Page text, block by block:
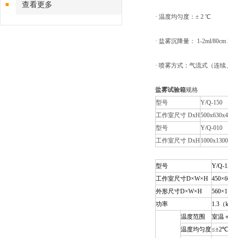
查看更多
· 温度均匀度：± 2 ℃
· 盐雾沉降量： 1-2ml/80cm
· 喷雾方式：气流式（连
盐雾试验箱规格
型号
Y/Q-150
工作室尺寸 DxH
型号
Y/Q-010
工作室尺寸 DxH
型号
Y/Q-
工作室尺寸D×W×H
外形尺寸D×W×H
功率
1.3（
温度范围
室温
温度均匀度≤±2℃